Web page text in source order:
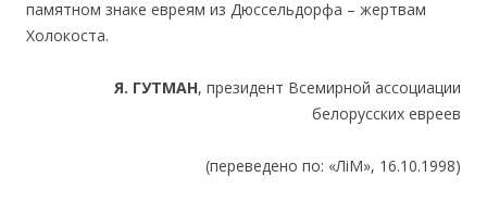
памятном знаке евреям из Дюссельдорфа – жертвам
Холокоста.
Я. ГУТМАН, президент Всемирной ассоциации
белорусских евреев
(переведено по: «ЛіМ», 16.10.1998)